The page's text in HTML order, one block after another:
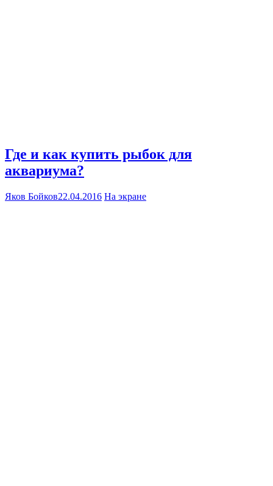
Где и как купить рыбок для
аквариума?
Яков Бойков22.04.2016 На экране